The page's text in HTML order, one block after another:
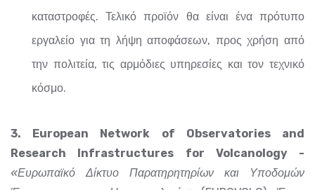
καταστροφές. Τελικό προϊόν θα είναι ένα πρότυπο
εργαλείο για τη λήψη αποφάσεων, προς χρήση από
την πολιτεία, τις αρμόδιες υπηρεσίες και τον τεχνικό
κόσμο.
3. European Network of Observatories
and
Research
Infrastructures for Volcanology-
«Ευρωπαϊκό Δίκτυο Παρατηρητηρίων και Υποδομών